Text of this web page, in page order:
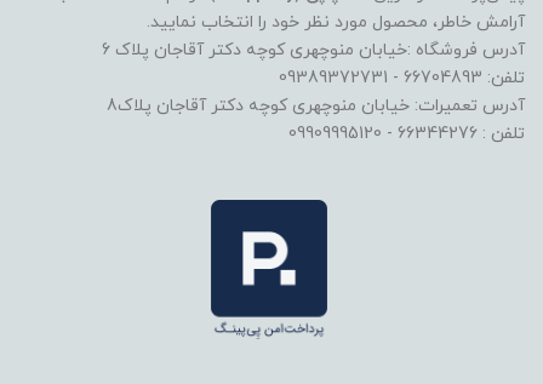
آرامش خاطر، محصول مورد نظر خود را انتخاب نمایید.
آدرس فروشگاه :خیابان منوچهری کوچه دکتر آقاجان پلاک 6
تلفن: 66704893 - 09389372731
آدرس تعمیرات: خیابان منوچهری کوچه دکتر آقاجان پلاک8
تلفن : 66344276 - 09909995120